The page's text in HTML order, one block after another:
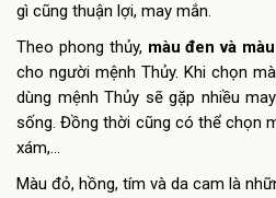
gì cũng thuận lợi, may mắn.
Theo phong thủy, màu đen và
cho người mệnh Thủy. Khi chọn
dùng mệnh Thủy sẽ gặp nhiều
sống. Đồng thời cũng có thể chọn
xám,…
Màu đỏ, hồng, tím và da cam là